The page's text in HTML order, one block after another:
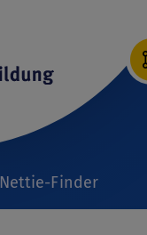
Nettie-Finder